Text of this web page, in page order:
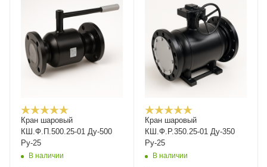
Кран шаровый
КШ.Ф.П.500.25-01 Ду-500
Ру-25
В наличии
Кран шаровый
КШ.Ф.Р.350.25-01 Ду-350
Ру-25
В наличии